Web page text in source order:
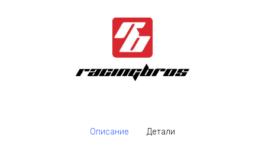
Описание Детали